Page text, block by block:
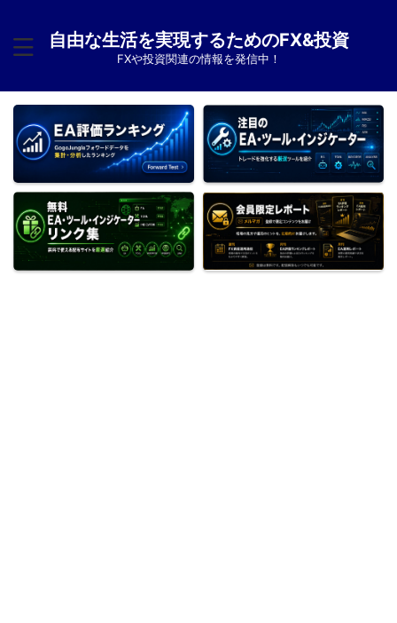
自由な生活を実現するためのFX&投資
FXや投資関連の情報を発信中！